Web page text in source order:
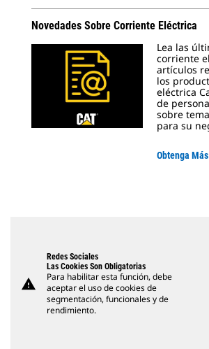
Novedades Sobre Corriente Eléctrica
Lea las
corriente
artículos
los
eléctrica
de
sobre
para su
Obtenga
warning
Redes Sociales
Las Cookies Son Obligatorias
Para habilitar esta función, debe
aceptar el uso de cookies de
segmentación, funcionales y de
rendimiento.